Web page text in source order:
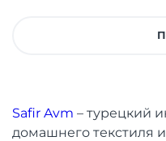
Safir Avm – турецкий
домашнего текстиля